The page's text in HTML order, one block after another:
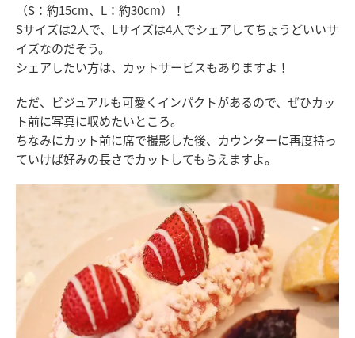
（S：約15cm、L：約30cm）！
Sサイズは2人で、Lサイズは4人でシェアしてちょうどいいサ
イズなのだそう。
シェアしたい方は、カットサービスもありますよ！
ただ、ビジュアルも可愛くインパクトがあるので、ぜひカッ
ト前に写真に収めたいところ。
ちなみにカット前に席で撮影した後、カウンターに再度持っ
ていけば好みの長さでカットしてもらえますよ。